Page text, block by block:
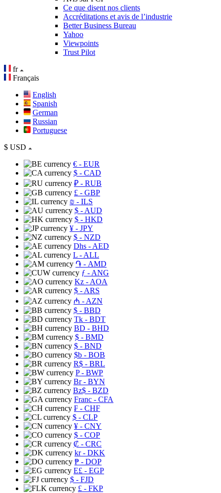
Ce que disent nos clients
Accréditations et avis de l’industrie
Better Business Bureau
Yahoo
Viewpoints
Trust Pilot
fr
Français
English
Spanish
German
Russian
Portuguese
$ USD
€ - EUR
$ - CAD
₽ - RUB
£ - GBP
₪ - ILS
$ - AUD
$ - HKD
¥ - JPY
$ - NZD
Dhs - AED
L - ALL
֏ - AMD
ƒ - ANG
Kz - AOA
$ - ARS
₼ - AZN
$ - BBD
Tk - BDT
BD - BHD
$ - BMD
$ - BND
$b - BOB
R$ - BRL
P- BWP
Br- BYN
Bz$ - BZD
Franc - CFA
₣ - CHF
$ - CLP
¥ - CNY
$ - COP
₡ - CRC
kr- DKK
₱ - DOP
E£ - EGP
$ - FJD
£ - FKP